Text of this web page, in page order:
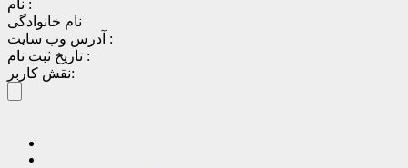
نام :
نام خانوادگی
آدرس وب سایت :
تاریخ ثبت نام :
نقش کاربر: